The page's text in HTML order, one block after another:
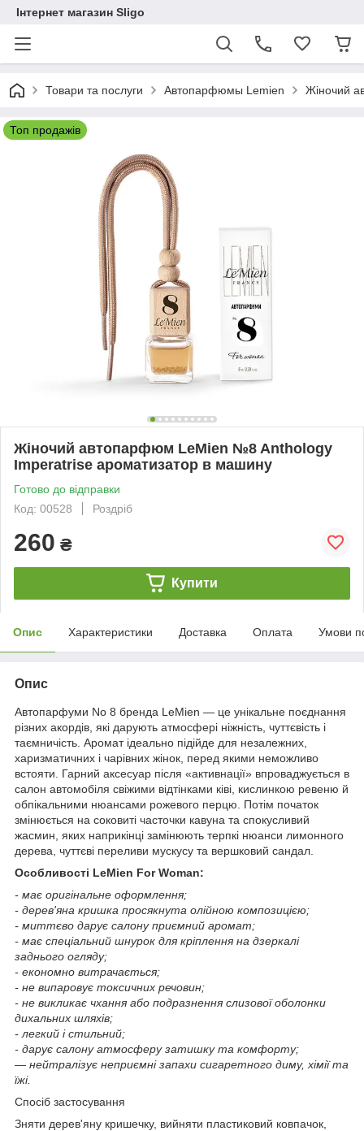
Інтернет магазин Sligo
Товари та послуги Автопарфюмы Lemien Жіночий
Топ продажів
Жіночий автопарфюм LeMien №8 Anthology
Imperatrise ароматизатор в машину
Готово до відправки
Код: 00528
Роздріб
260 ₴
Купити
Опис Характеристики Доставка Оплата Умови
Опис
Автопарфуми No 8 бренда LeMien — це унікальне поєднання
різних акордів, які дарують атмосфері ніжність, чуттєвість і
таємничість. Аромат ідеально підійде для незалежних,
харизматичних і чарівних жінок, перед якими неможливо
встояти. Гарний аксесуар після «активнації» впроваджується в
салон автомобіля свіжими відтінками ківі, кислинкою ревеню й
обпікальними нюансами рожевого перцю. Потім початок
змінюється на соковиті часточки кавуна та спокусливий
жасмин, яких наприкінці замінюють терпкі нюанси лимонного
дерева, чуттєві переливи мускусу та вершковий сандал.
Особливості LeMien For Woman:
- має оригінальне оформлення;
- дерев'яна кришка просякнута олійною композицією;
- миттєво дарує салону приємний аромат;
- має спеціальний шнурок для кріплення на дзеркалі
заднього огляду;
- економно витрачається;
- не випаровує токсичних речовин;
- не викликає чхання або подразнення слизової оболонки
дихальних шляхів;
- легкий і стильний;
- дарує салону атмосферу затишку та комфорту;
— нейтралізує неприємні запахи сигаретного диму, хімії та
їжі.
Спосіб застосування
Зняти дерев'яну кришечку, вийняти пластиковий ковпачок,